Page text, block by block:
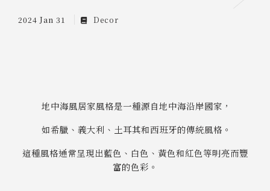
2024 Jan 31 Decor
地中海風居家風格是一種源自地中海沿岸國家，
如希臘、義大利、土耳其和西班牙的傳統風格。
這種風格通常呈現出藍色、白色、黃色和紅色等明亮而豐
富的色彩。